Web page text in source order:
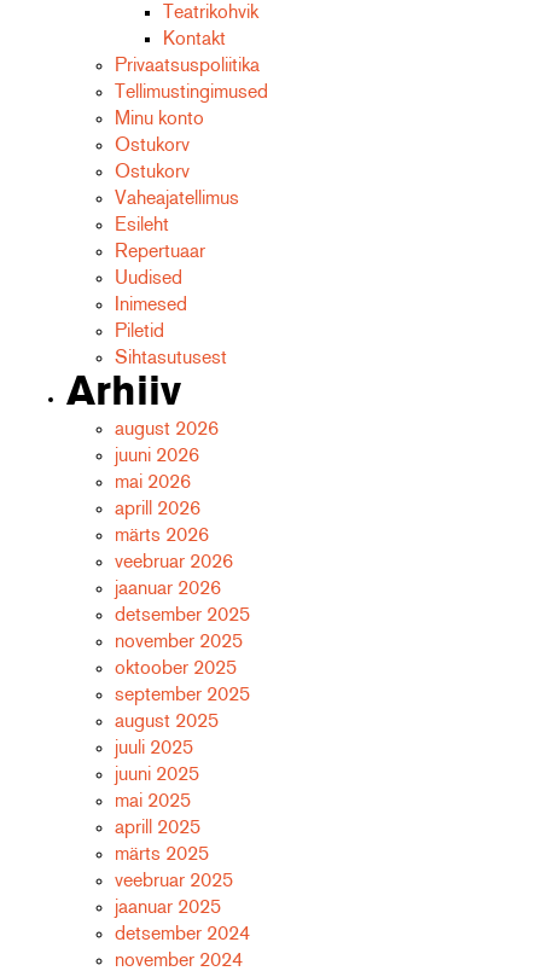
Teatrikohvik
Kontakt
Privaatsuspoliitika
Tellimustingimused
Minu konto
Ostukorv
Ostukorv
Vaheajatellimus
Esileht
Repertuaar
Uudised
Inimesed
Piletid
Sihtasutusest
Arhiiv
august 2026
juuni 2026
mai 2026
aprill 2026
märts 2026
veebruar 2026
jaanuar 2026
detsember 2025
november 2025
oktoober 2025
september 2025
august 2025
juuli 2025
juuni 2025
mai 2025
aprill 2025
märts 2025
veebruar 2025
jaanuar 2025
detsember 2024
november 2024